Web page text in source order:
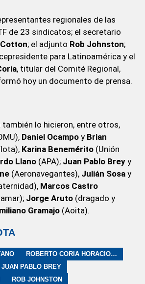
regionales de las
de 23 sindicatos; el secretario
; el adjunto Rob Johnston;
para Latinoamérica y el
, titular del Comité Regional,
hoy un documento de prensa.
también lo hicieron, entre otros,
Daniel Ocampoy Brian
Karina Benemérito(Unión
Llano(APA); Juan Pablo Brey y
(Aeronavegantes), Julián Sosa y
Marcos Castro
Jorge Aruto(dragado y
Gramajo(Aoita).
ROBERTO CORIA HORACIO CALCULLI
JUAN PABLO BREY
ROB JOHNSTON